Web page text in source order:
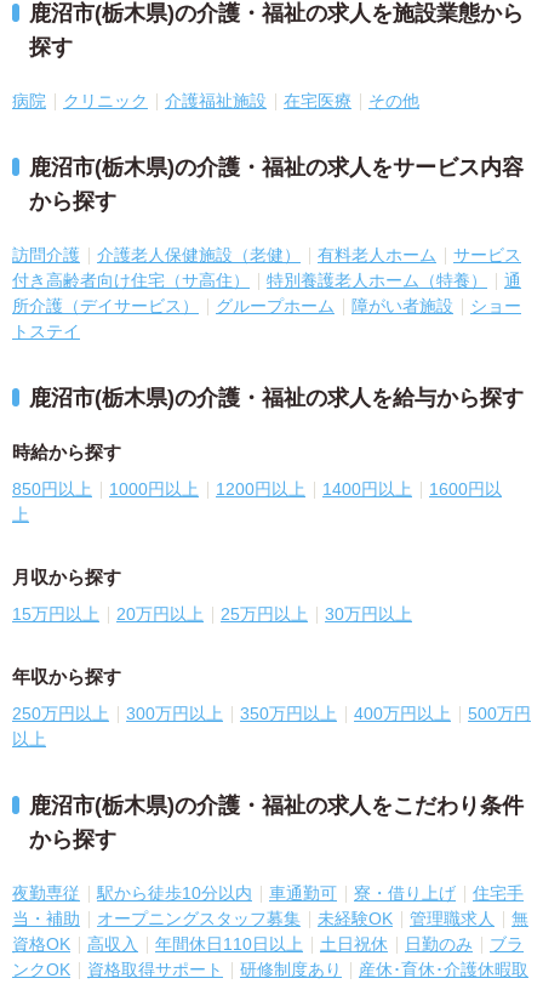
鹿沼市(栃木県)の介護・福祉の求人を施設業態から
探す
病院 クリニック 介護福祉施設 在宅医療 その他
鹿沼市(栃木県)の介護・福祉の求人をサービス内容
から探す
訪問介護 介護老人保健施設（老健） 有料老人ホーム
サービス
付き高齢者向け住宅（サ高住）
特別養護老人ホーム（特養）
通
所介護（デイサービス）
グループホーム 障がい者施設
ショー
トステイ
鹿沼市(栃木県)の介護・福祉の求人を給与から探す
時給から探す
850円以上 1000円以上 1200円以上 1400円以上
1600円以
上
月収から探す
15万円以上 20万円以上 25万円以上 30万円以上
年収から探す
250万円以上 300万円以上 350万円以上 400万円以上
500万円
以上
鹿沼市(栃木県)の介護・福祉の求人をこだわり条件
から探す
夜勤専従 駅から徒歩10分以内 車通勤可 寮・借り上げ
住宅手
当・補助
オープニングスタッフ募集 未経験OK 管理職求人
無
資格OK
高収入 年間休日110日以上 土日祝休 日勤のみ
ブラ
ンクOK
資格取得サポート 研修制度あり
産休･育休･介護休暇取